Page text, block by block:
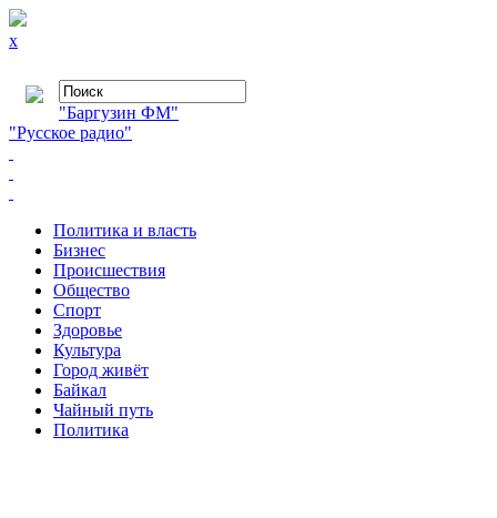
x
"Баргузин ФМ"
"Русское радио"
Политика и власть
Бизнес
Происшествия
Общество
Cпорт
Здоровье
Культура
Город живёт
Байкал
Чайный путь
Политика